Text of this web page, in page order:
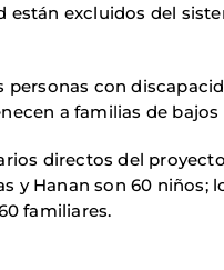
están excluidos del
personas con
a familias de bajos
directos del
y Hanan son 60 niños;
familiares.